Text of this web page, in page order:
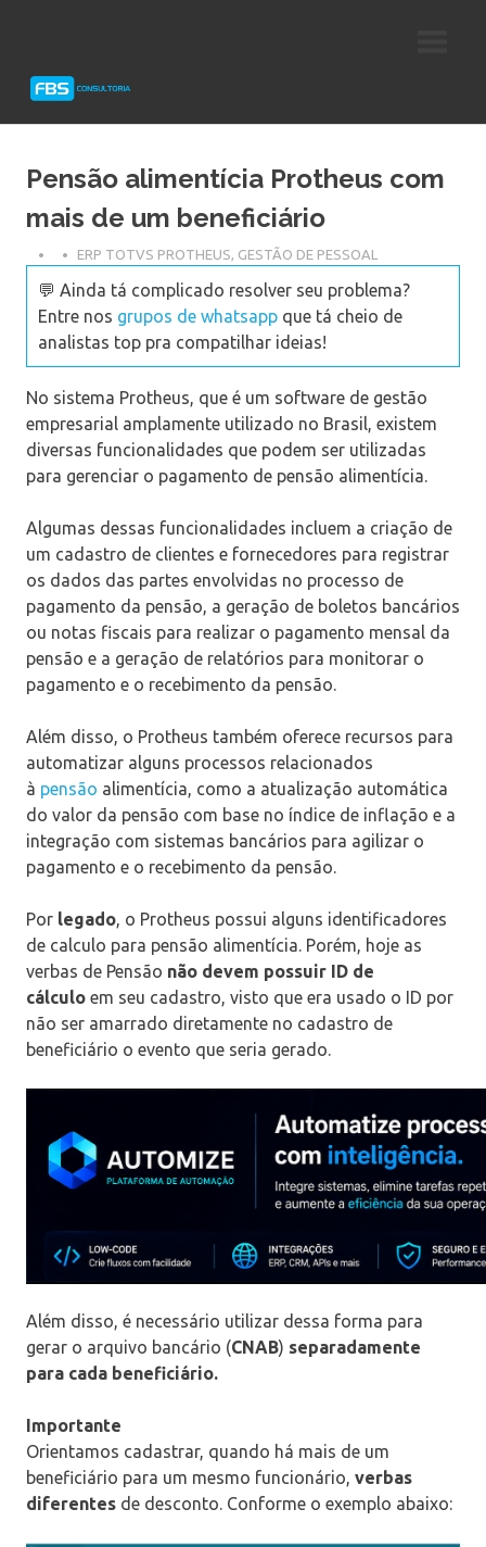
Protheus
Pensão alimentícia Protheus com
mais de um beneficiário
ERP TOTVS PROTHEUS, GESTÃO DE PESSOAL
💬 Ainda tá complicado resolver seu problema?
Entre nos grupos de whatsapp que tá cheio de
analistas top pra compatilhar ideias!
No sistema Protheus, que é um software de gestão
empresarial amplamente utilizado no Brasil, existem
diversas funcionalidades que podem ser utilizadas
para gerenciar o pagamento de pensão alimentícia.
Algumas dessas funcionalidades incluem a criação de
um cadastro de clientes e fornecedores para registrar
os dados das partes envolvidas no processo de
pagamento da pensão, a geração de boletos bancários
ou notas fiscais para realizar o pagamento mensal da
pensão e a geração de relatórios para monitorar o
pagamento e o recebimento da pensão.
Além disso, o Protheus também oferece recursos para
automatizar alguns processos relacionados
à pensão alimentícia, como a atualização automática
do valor da pensão com base no índice de inflação e a
integração com sistemas bancários para agilizar o
pagamento e o recebimento da pensão.
Por legado, o Protheus possui alguns identificadores
de calculo para pensão alimentícia. Porém, hoje as
verbas de Pensão não devem possuir ID de
cálculo em seu cadastro, visto que era usado o ID por
não ser amarrado diretamente no cadastro de
beneficiário o evento que seria gerado.
Além disso, é necessário utilizar dessa forma para
gerar o arquivo bancário (CNAB) separadamente
para cada beneficiário.
Importante
Orientamos cadastrar, quando há mais de um
beneficiário para um mesmo funcionário, verbas
diferentes de desconto. Conforme o exemplo abaixo: